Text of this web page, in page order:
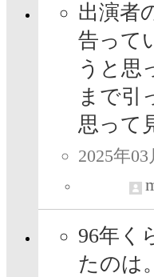
出演者
告って
うと思
まで引
思って
2025年
96年く
たのは